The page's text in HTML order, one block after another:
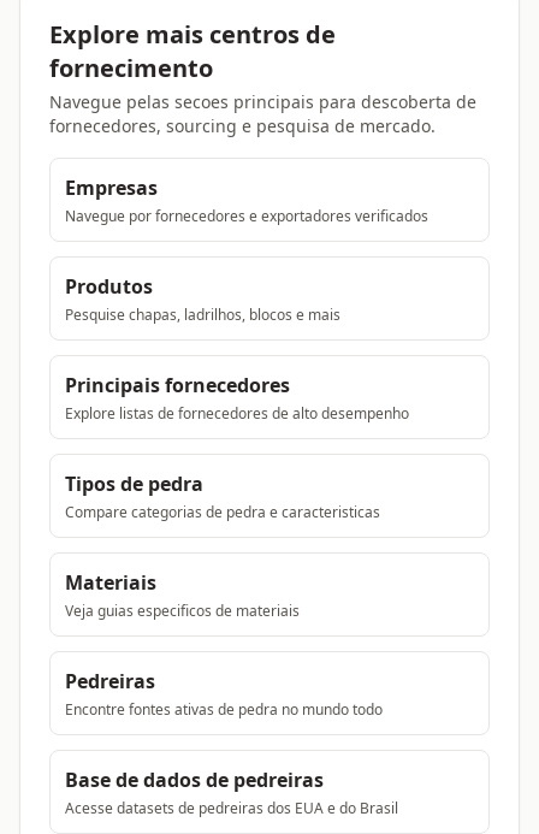
Explore mais centros de
fornecimento
Navegue pelas secoes principais para descoberta de
fornecedores, sourcing e pesquisa de mercado.
Empresas
Navegue por fornecedores e exportadores verificados
Produtos
Pesquise chapas, ladrilhos, blocos e mais
Principais fornecedores
Explore listas de fornecedores de alto desempenho
Tipos de pedra
Compare categorias de pedra e caracteristicas
Materiais
Veja guias especificos de materiais
Pedreiras
Encontre fontes ativas de pedra no mundo todo
Base de dados de pedreiras
Acesse datasets de pedreiras dos EUA e do Brasil